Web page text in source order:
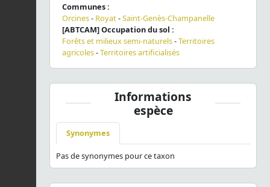
Communes :
Orcines- Royat-Saint-Genès-Champanelle
[ABTCAM] Occupation du sol :
Forêts et milieux semi-naturels-Territoires
agricoles-Territoires artificialisés
Informations
espèce
Synonymes
Pas de synonymes pour ce taxon